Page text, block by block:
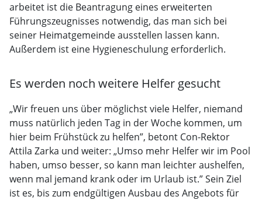
arbeitet ist die Beantragung eines erweiterten
Führungszeugnisses notwendig, das man sich bei
seiner Heimatgemeinde ausstellen lassen kann.
Außerdem ist eine Hygieneschulung erforderlich.
Es werden noch weitere Helfer gesucht
„Wir freuen uns über möglichst viele Helfer, niemand
muss natürlich jeden Tag in der Woche kommen, um
hier beim Frühstück zu helfen”, betont Con-Rektor
Attila Zarka und weiter: „Umso mehr Helfer wir im Pool
haben, umso besser, so kann man leichter aushelfen,
wenn mal jemand krank oder im Urlaub ist.” Sein Ziel
ist es, bis zum endgültigen Ausbau des Angebots für